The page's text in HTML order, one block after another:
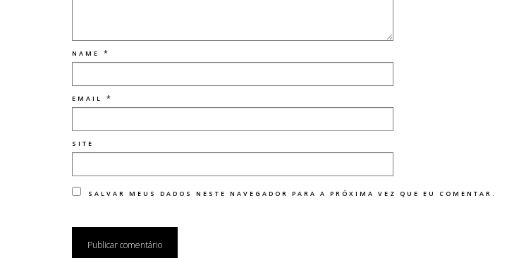
NAME *
EMAIL *
SITE
SALVAR MEUS DADOS NESTE NAVEGADOR PARA A PRÓXIMA VEZ QUE EU COMENTAR.